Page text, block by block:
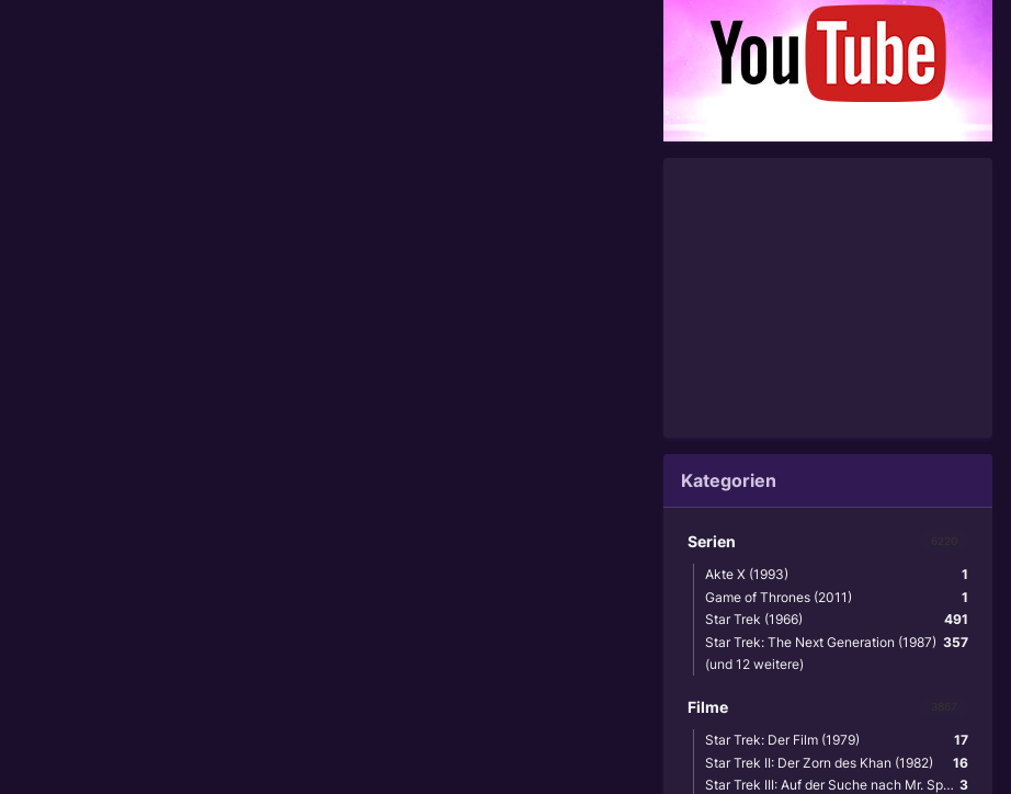
Kategorien
Serien
1
Akte X (1993)
1
Game of Thrones (2011)
491
Star Trek (1966)
357
Star Trek: The Next Generation (1987)
(und 12 weitere)
Filme
17
Star Trek: Der Film (1979)
16
Star Trek II: Der Zorn des Khan (1982)
3
Star Trek III: Auf der Suche nach Mr. Spock (1984)